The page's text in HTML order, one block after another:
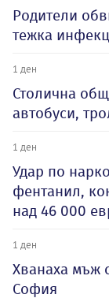
Родители
тежка
1 ден
Столична
автобуси,
1 ден
Удар по
фентанил,
над 46 000
1 ден
Хванаха мъж
София